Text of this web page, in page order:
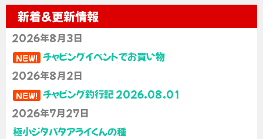
新着＆更新情報
2026年8月3日
NEW! チャビングイベントでお買い物
2026年8月2日
NEW! チャビング釣行記 2026.08.01
2026年7月27日
極小ジタバタアライくんの種